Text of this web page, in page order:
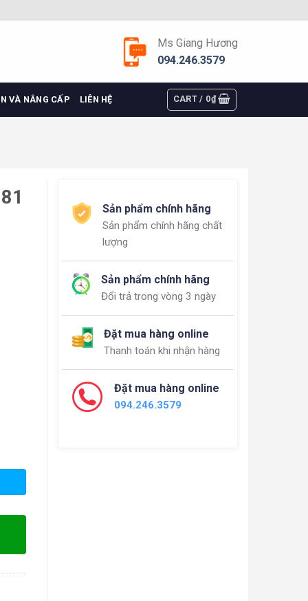
Ms Giang Hương
094.246.3579
VÀ NÂNG CẤP LIÊN HỆ CART / 0₫
Sản phẩm chính hãng
Sản phẩm chính hãng chất
lượng
Sản phẩm chính hãng
Đổi trả trong vòng 3 ngày
Đặt mua hàng online
Thanh toán khi nhận hàng
Đặt mua hàng online
094.246.3579